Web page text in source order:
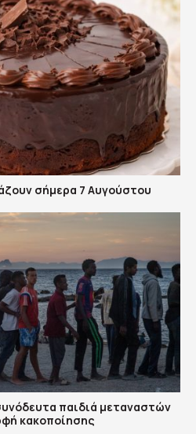
σήμερα 7 Αυγούστου
παιδιά μεταναστών
κακοποίησης